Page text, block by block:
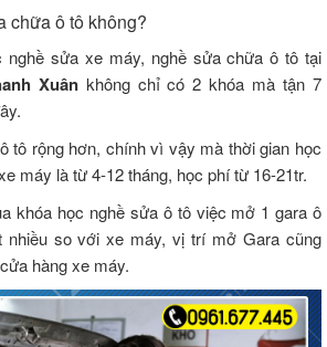
chữa ô tô không?
nghề sửa xe máy, nghề sửa chữa ô tô tại
Xuânkhông chỉ có 2 khóa mà tận 7
tô rộng hơn, chính vì vậy mà thời gian học
máy là từ 4-12 tháng, học phí từ 16-21tr.
khóa học nghề sửa ô tô việc mở 1 gara ô
so với xe máy, vị trí mở Gara cũng
hàng xe máy.